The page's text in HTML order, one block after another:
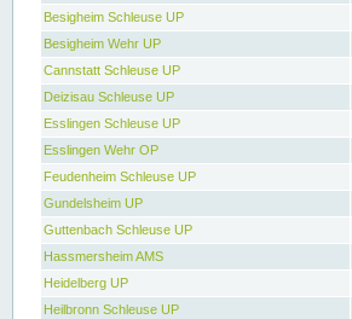
Besigheim Schleuse UP
Besigheim Wehr UP
Cannstatt Schleuse UP
Deizisau Schleuse UP
Esslingen Schleuse UP
Esslingen Wehr OP
Feudenheim Schleuse UP
Gundelsheim UP
Guttenbach Schleuse UP
Hassmersheim AMS
Heidelberg UP
Heilbronn Schleuse UP